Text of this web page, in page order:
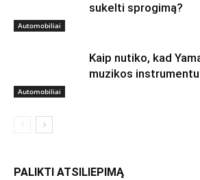
Automobiliai
sukelti sprogimą?
Automobiliai
Kaip nutiko, kad
muzikos
PALIKTI ATSILIEPIMĄ